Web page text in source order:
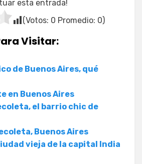
esta entrada!
(Votos: 0 Promedio: 0)
Visitar:
de Buenos Aires, qué
en Buenos Aires
el barrio chic de
Buenos Aires
vieja de la capital India